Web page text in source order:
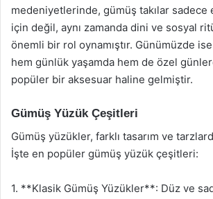
medeniyetlerinde, gümüş takılar sadece
için değil, aynı zamanda dini ve sosyal
önemli bir rol oynamıştır. Günümüzde
hem günlük yaşamda hem de özel
popüler bir aksesuar haline gelmiştir.
Gümüş Yüzük Çeşitleri
Gümüş yüzükler, farklı tasarım ve
İşte en popüler gümüş yüzük çeşitleri:
1. **Klasik Gümüş Yüzükler**: Düz ve